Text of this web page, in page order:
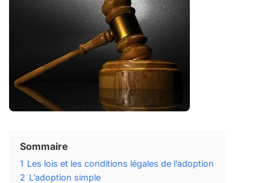
Sommaire
1 Les lois et les conditions légales de l’adoption
2 L’adoption simple